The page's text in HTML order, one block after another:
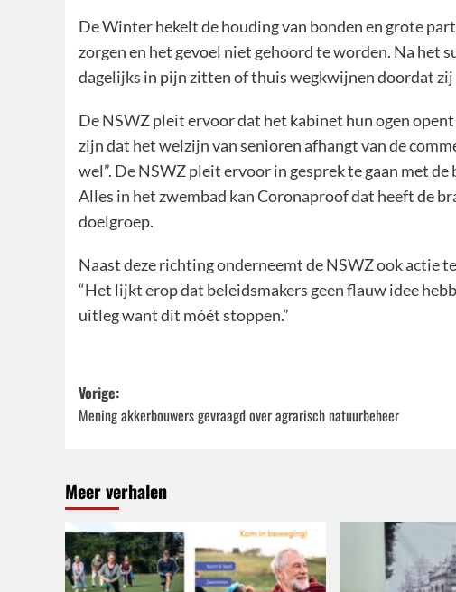
De Winter hekelt de houding van bonden en grote
zorgen en het gevoel niet gehoord te worden. Na het
dagelijks in pijn zitten of thuis wegkwijnen doordat zij
De NSWZ pleit ervoor dat het kabinet hun ogen
zijn dat het welzijn van senioren afhangt van de
wel”. De NSWZ pleit ervoor in gesprek te gaan met
Alles in het zwembad kan Coronaproof dat heeft de
doelgroep.
Naast deze richting onderneemt de NSWZ ook actie
“Het lijkt erop dat beleidsmakers geen flauw idee
uitleg want dit móét stoppen.”
Bericht
navigatie
Vorige:
Mening akkerbouwers gevraagd over agrarisch natuurbeheer
Meer verhalen